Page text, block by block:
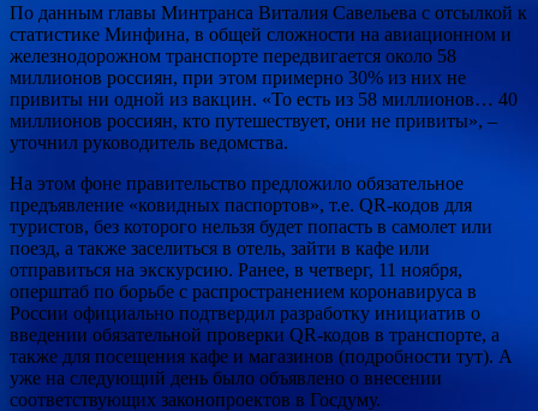
По данным главы Минтранса Виталия Савельева с отсылкой к
статистике Минфина, в общей сложности на авиационном и
железнодорожном транспорте передвигается около 58
миллионов россиян, при этом примерно 30% из них не
привиты ни одной из вакцин. «То есть из 58 миллионов… 40
миллионов россиян, кто путешествует, они не привиты», –
уточнил руководитель ведомства.
На этом фоне правительство предложило обязательное
предъявление «ковидных паспортов», т.е. QR-кодов для
туристов, без которого нельзя будет попасть в самолет или
поезд, а также заселиться в отель, зайти в кафе или
отправиться на экскурсию. Ранее, в четверг, 11 ноября,
оперштаб по борьбе с распространением коронавируса в
России официально подтвердил разработку инициатив о
введении обязательной проверки QR-кодов в транспорте, а
также для посещения кафе и магазинов (подробности тут). А
уже на следующий день было объявлено о внесении
соответствующих законопроектов в Госдуму.